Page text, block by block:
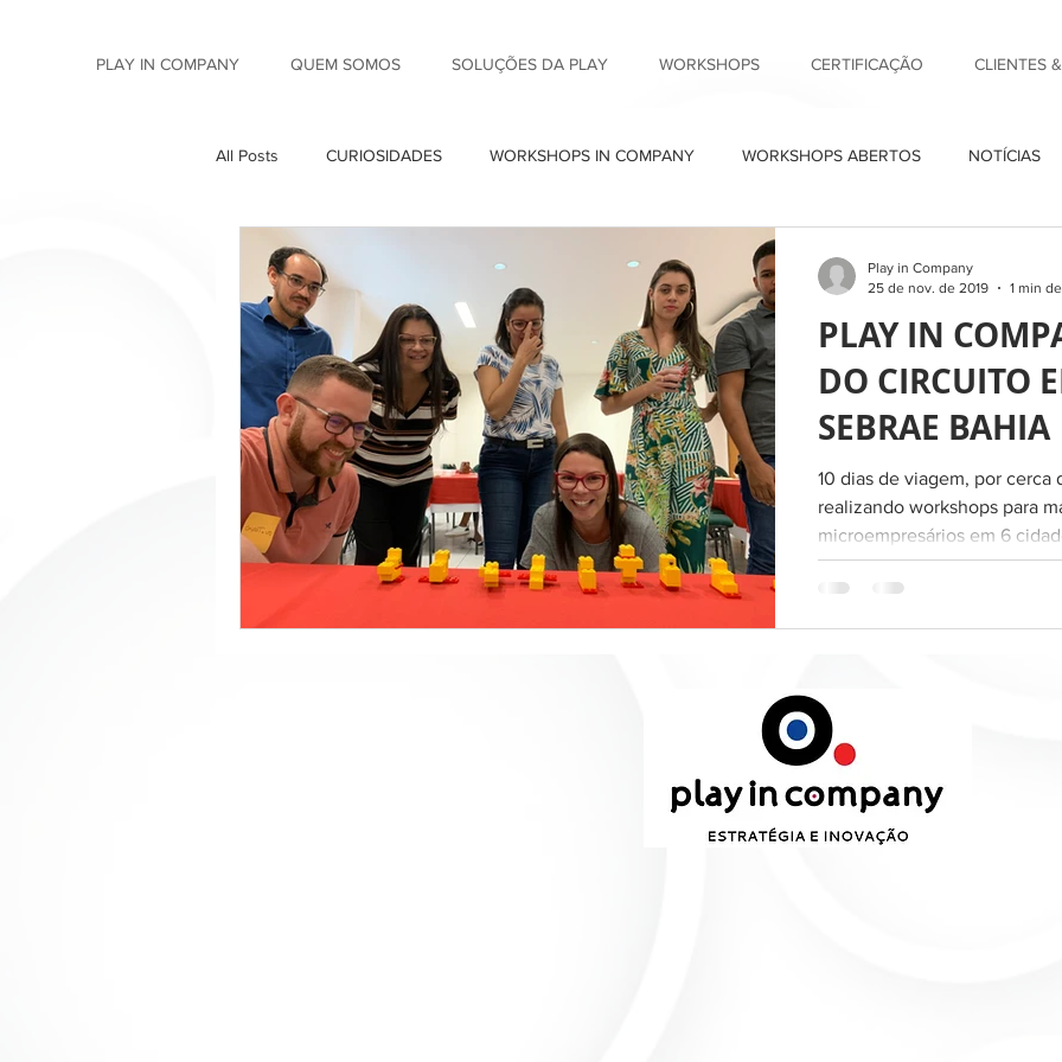
PLAY IN COMPANY QUEM SOMOS SOLUÇÕES DA PLAY WORKSHOPS CERTIFICAÇÃO CLIENTES
All Posts CURIOSIDADES WORKSHOPS IN COMPANY WORKSHOPS ABERTOS NOTÍCIAS
PLAY IN
DO CIRCUITO
SEBRAE BAHIA
10 dias de viagem, por
realizando workshops para
microempresários em 6
Play in Company
25 de nov. de 2019
1 min